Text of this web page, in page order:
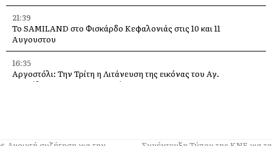
21:39
Το SAMILAND στο Φισκάρδο Κεφαλονιάς στις 10 και 11
Αυγουστου
16:35
Αργοστόλι: Την Τρίτη η Λιτάνευση της εικόνας του Αγ.
Σπυρίδωνα για τους σεισμούς του 53
13:40